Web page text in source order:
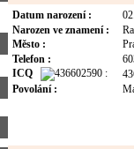
Datum narození :
Narozen ve znamení :
Město :
Telefon :
ICQ
:
Povolání :